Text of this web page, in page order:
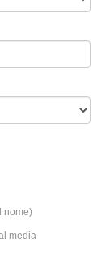
nome)
media